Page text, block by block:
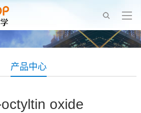
产品中心
oxide